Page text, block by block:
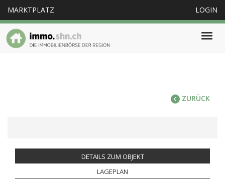
MARKTPLATZ LOGIN
ZURÜCK
DETAILS ZUM OBJEKT
LAGEPLAN